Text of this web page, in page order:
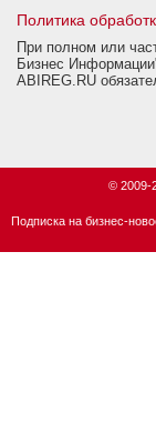
Политика
При полном или
Бизнес
ABIREG.RU
© 2009-
Подписка на бизнес-